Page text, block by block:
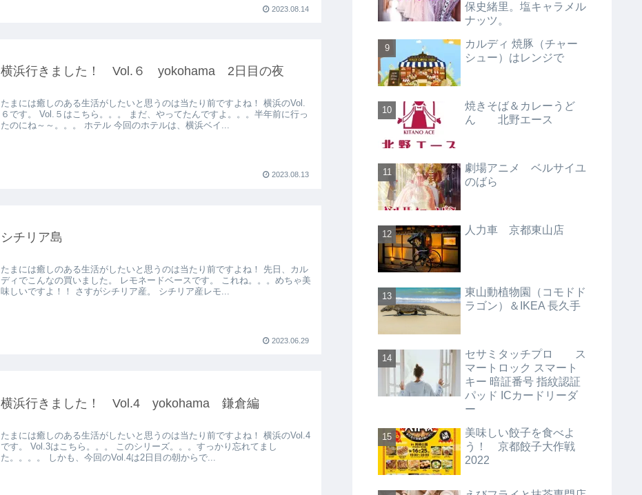
2023.08.14
横浜行きました！ Vol.６ yokohama 2日目の夜
たまには癒しのある生活がしたいと思うのは当たり前ですよね！ 横浜のVol.
６です。 Vol.５はこちら。。。 まだ、やってたんですよ。。。半年前に行っ
たのにね～～。。。 ホテル 今回のホテルは、横浜ベイ...
2023.08.13
シチリア島
たまには癒しのある生活がしたいと思うのは当たり前ですよね！ 先日、カル
ディでこんなの買いました。 レモネードベースです。 これね。。。めちゃ美
味しいですよ！！ さすがシチリア産。 シチリア産レモ...
2023.06.29
横浜行きました！ Vol.4 yokohama 鎌倉編
たまには癒しのある生活がしたいと思うのは当たり前ですよね！ 横浜のVol.4
です。 Vol.3はこちら。。。 このシリーズ。。。すっかり忘れてまし
た。。。。 しかも、今回のVol.4は2日目の朝からで...
保史緒里。塩キャラメル
ナッツ。
カルディ 焼豚（チャー
シュー）はレンジで
焼きそば＆カレーうど
ん 北野エース
劇場アニメ ベルサイユ
のばら
人力車 京都東山店
東山動植物園（コモドド
ラゴン）＆IKEA 長久手
セサミタッチプロ ス
マートロック スマート
キー 暗証番号 指紋認証
パッド ICカードリーダ
ー
美味しい餃子を食べよ
う！ 京都餃子大作戦
2022